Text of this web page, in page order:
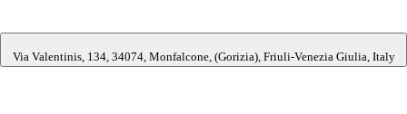
Via Valentinis, 134, 34074, Monfalcone, (Gorizia), Friuli-Venezia Giulia, Italy